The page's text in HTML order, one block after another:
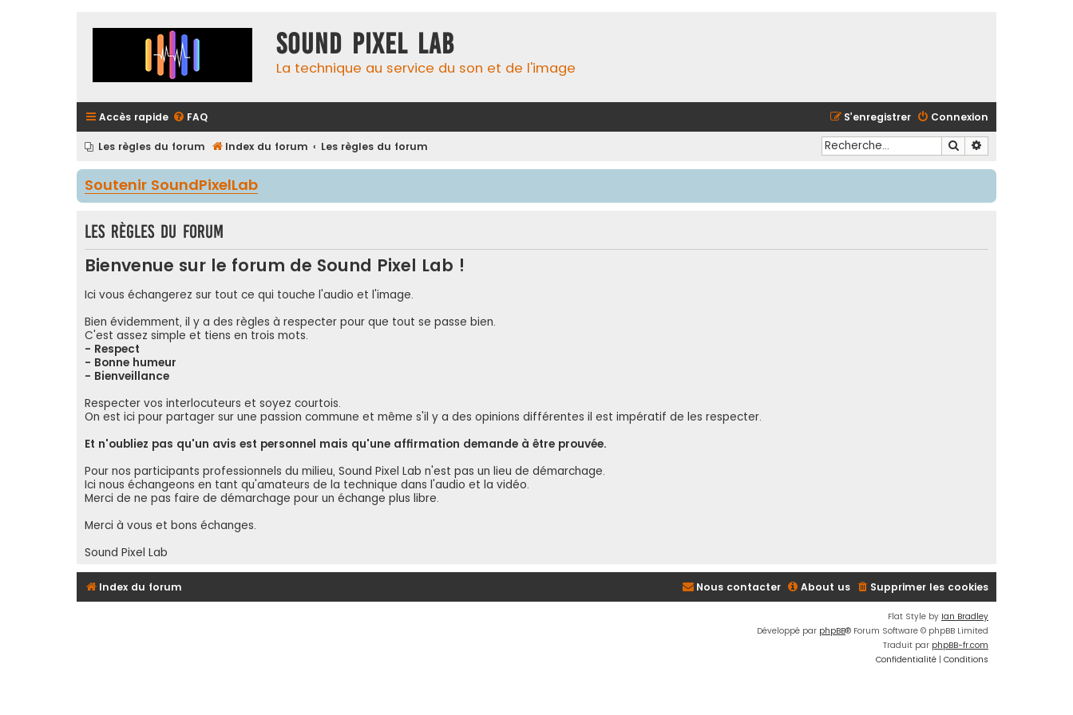
Sound Pixel Lab
La technique au service du son et de l'image
Accès rapide FAQ Connexion
S’enregistrer
Les règles du forum Index du forum Les règles du forum Rechercher
Soutenir SoundPixelLab
Les règles du forum
Bienvenue sur le forum de Sound Pixel Lab !
Ici vous échangerez sur tout ce qui touche l'audio et l'image.
Bien évidemment, il y a des règles à respecter pour que tout se passe bien.
C'est assez simple et tiens en trois mots.
- Respect
- Bonne humeur
- Bienveillance
Respecter vos interlocuteurs et soyez courtois.
On est ici pour partager sur une passion commune et même s'il y a des opinions différentes il est impératif de les respecter.
Et n'oubliez pas qu'un avis est personnel mais qu'une affirmation demande à être prouvée.
Pour nos participants professionnels du milieu, Sound Pixel Lab n'est pas un lieu de démarchage.
Ici nous échangeons en tant qu'amateurs de la technique dans l'audio et la vidéo.
Merci de ne pas faire de démarchage pour un échange plus libre.
Merci à vous et bons échanges.
Sound Pixel Lab
Index du forum Supprimer les cookies
About us
Nous contacter
Flat Style by Ian Bradley
Développé par phpBB® Forum Software © phpBB Limited
Traduit par phpBB-fr.com
Confidentialité | Conditions